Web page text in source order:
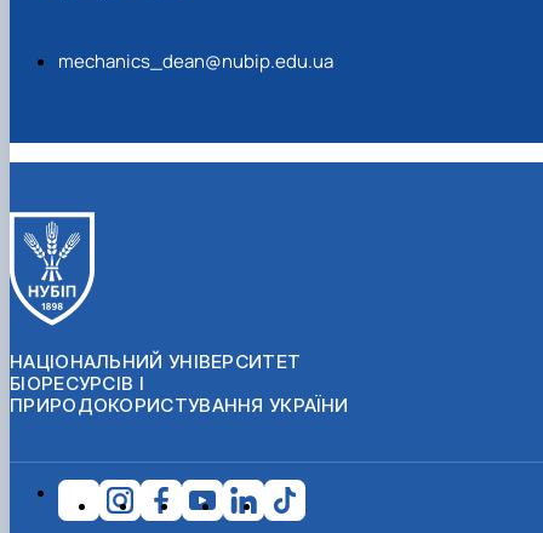
mechanics_dean@nubip.edu.ua
НАЦІОНАЛЬНИЙ УНІВЕРСИТЕТ
БІОРЕСУРСІВ І
ПРИРОДОКОРИСТУВАННЯ УКРАЇНИ